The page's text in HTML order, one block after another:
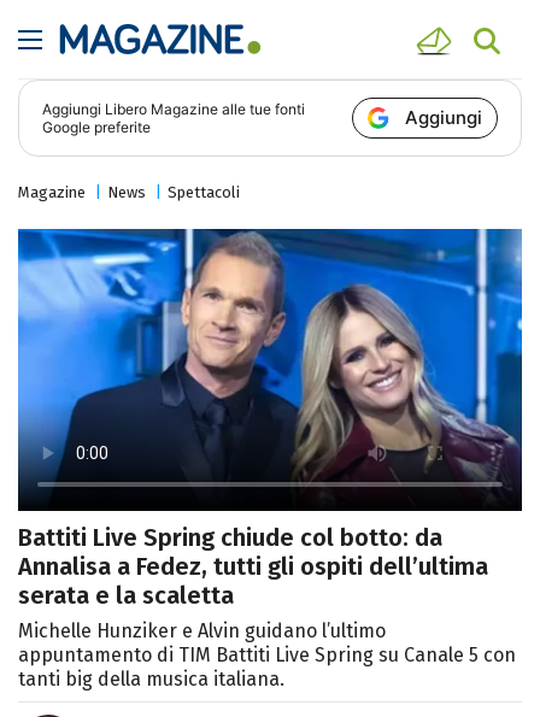
Aggiungi Libero Magazine alle tue fonti
Google preferite
Aggiungi
Magazine News Spettacoli
Battiti Live Spring chiude col botto: da
Annalisa a Fedez, tutti gli ospiti dell’ultima
serata e la scaletta
Michelle Hunziker e Alvin guidano l’ultimo
appuntamento di TIM Battiti Live Spring su Canale 5 con
tanti big della musica italiana.